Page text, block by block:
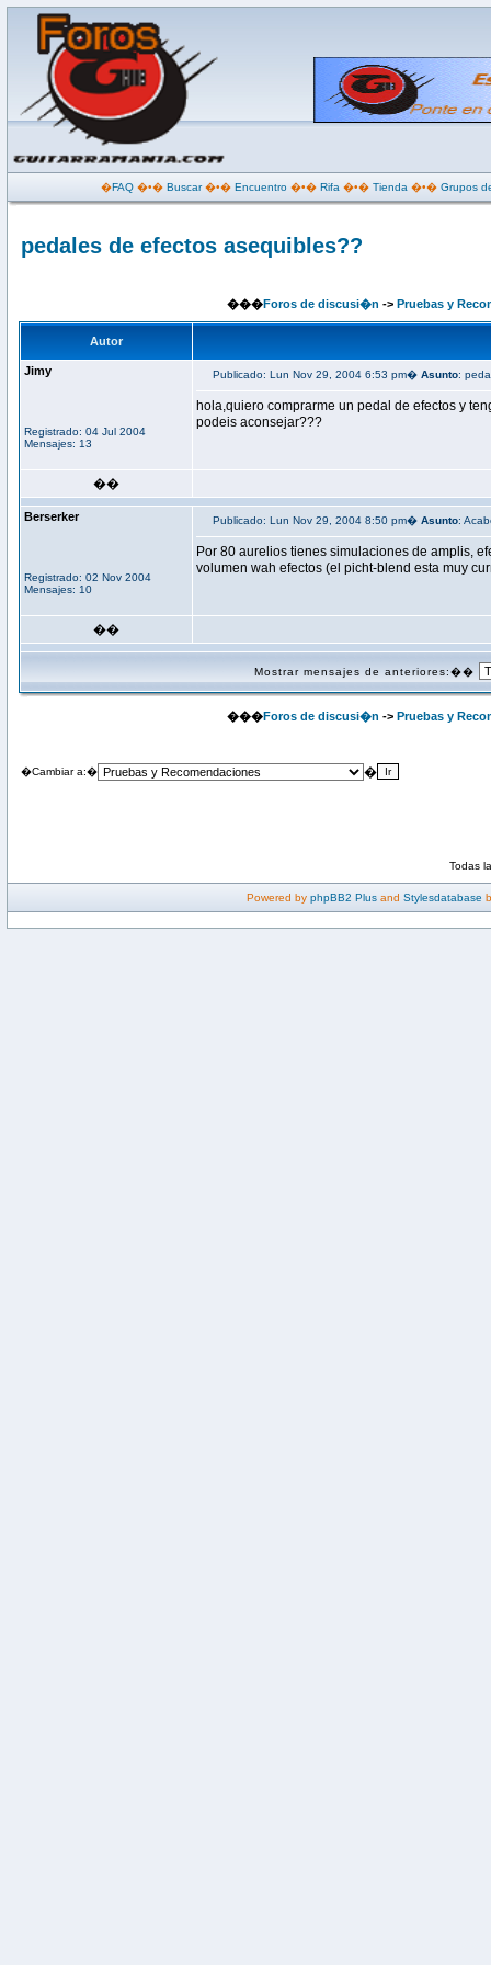
�FAQ�•� Buscar�•� Encuentro�•� Rifa �•� Tienda �•� Grupos
pedales de efectos asequibles??
���Foros de discusi�n -> Pruebas y
Autor
Jimy
Registrado: 04 Jul 2004
Mensajes: 13
Publicado: Lun Nov 29, 2004 6:53 pm� Asunto:
hola,quiero comprarme un pedal de efectos y
podeis aconsejar???
��
Berserker
Registrado: 02 Nov 2004
Mensajes: 10
Publicado: Lun Nov 29, 2004 8:50 pm� Asunto:
Por 80 aurelios tienes simulaciones de amplis,
volumen wah efectos (el picht-blend esta muy
��
Mostrar mensajes de anteriores:��
���Foros de discusi�n -> Pruebas y
�Cambiar a:� �
Todas
Powered by phpBB2 Plus and Stylesdatabase